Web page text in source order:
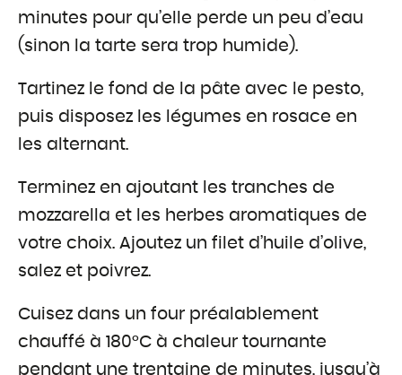
minutes pour qu’elle perde un peu d’eau
(sinon la tarte sera trop humide).
Tartinez le fond de la pâte avec le pesto,
puis disposez les légumes en rosace en
les alternant.
Terminez en ajoutant les tranches de
mozzarella et les herbes aromatiques de
votre choix. Ajoutez un filet d’huile d’olive,
salez et poivrez.
Cuisez dans un four préalablement
chauffé à 180°C à chaleur tournante
pendant une trentaine de minutes, jusqu’à